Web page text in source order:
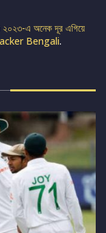
২০২৩-এ অনেক দূর এগিয়ে
Bengali.